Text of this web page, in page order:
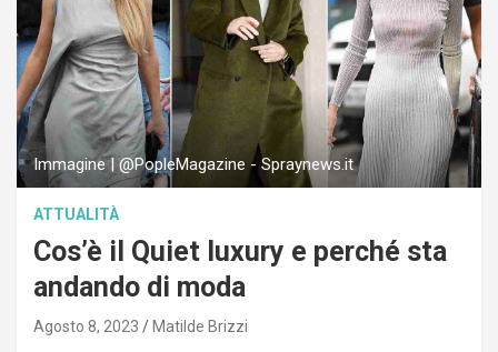
Immagine | @PopleMagazine - Spraynews.it
ATTUALITÀ
Cos’è il Quiet luxury e perché sta
andando di moda
Agosto 8, 2023 Matilde Brizzi